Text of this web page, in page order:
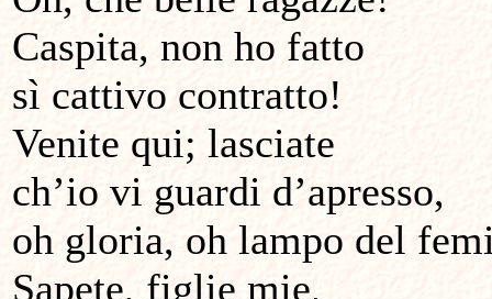
Caspita, non ho fatto
sì cattivo contratto!
Venite qui; lasciate
ch’io vi guardi d’apresso,
oh gloria, oh lampo del
Sapete, figlie mie,